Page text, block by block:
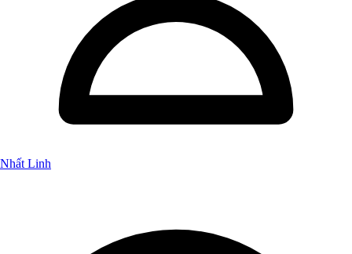
Nhất Linh